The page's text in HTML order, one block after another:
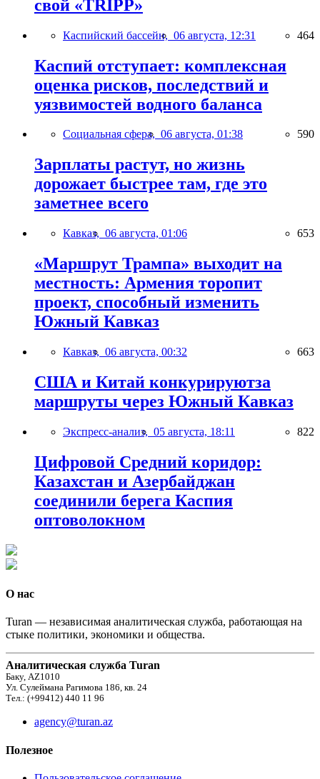
свой «TRIPP»
Каспийский бассейн, 06 августа, 12:31 464
Каспий отступает: комплексная
оценка рисков, последствий и
уязвимостей водного баланса
Социальная сфера, 06 августа, 01:38 590
Зарплаты растут, но жизнь
дорожает быстрее там, где это
заметнее всего
Кавказ, 06 августа, 01:06 653
«Маршрут Трампа» выходит на
местность: Армения торопит
проект, способный изменить
Южный Кавказ
Кавказ, 06 августа, 00:32 663
США и Китай конкурируютза
маршруты через Южный Кавказ
Экспресс-анализ, 05 августа, 18:11 822
Цифровой Средний коридор:
Казахстан и Азербайджан
соединили берега Каспия
оптоволокном
О нас
Turan — независимая аналитическая служба, работающая на
стыке политики, экономики и общества.
Аналитическая служба Turan
Баку, AZ1010
Ул. Сулеймана Рагимова 186, кв. 24
Тел.: (+99412) 440 11 96
agency@turan.az
Полезное